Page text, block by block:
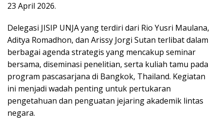
23 April 2026.
Delegasi JISIP UNJA yang terdiri dari Rio Yusri Maulana,
Aditya Romadhon, dan Arissy Jorgi Sutan terlibat dalam
berbagai agenda strategis yang mencakup seminar
bersama, diseminasi penelitian, serta kuliah tamu pada
program pascasarjana di Bangkok, Thailand. Kegiatan
ini menjadi wadah penting untuk pertukaran
pengetahuan dan penguatan jejaring akademik lintas
negara.